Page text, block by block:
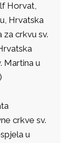
Horvat,
Hrvatska
za crkvu sv.
Martina u
crkve sv.
u